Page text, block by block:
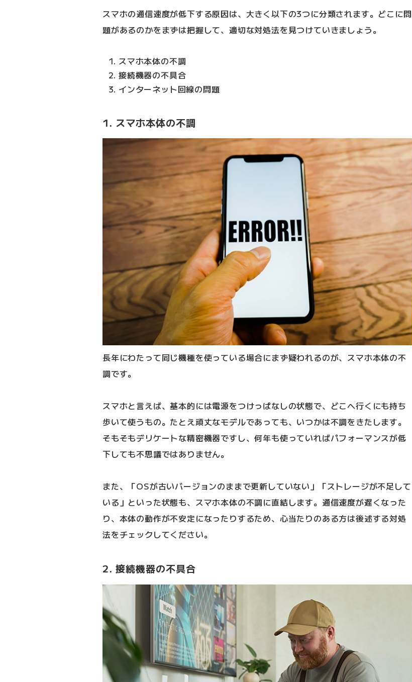
スマホの通信速度が低下する原因は、大きく以下の3つに分類されます。どこに問
題があるのかをまずは把握して、適切な対処法を見つけていきましょう。
スマホ本体の不調
接続機器の不具合
インターネット回線の問題
1. スマホ本体の不調
長年にわたって同じ機種を使っている場合にまず疑われるのが、スマホ本体の不
調です。
スマホと言えば、基本的には電源をつけっぱなしの状態で、どこへ行くにも持ち
歩いて使うもの。たとえ頑丈なモデルであっても、いつかは不調をきたします。
そもそもデリケートな精密機器ですし、何年も使っていればパフォーマンスが低
下しても不思議ではありません。
また、「OSが古いバージョンのままで更新していない」「ストレージが不足して
いる」といった状態も、スマホ本体の不調に直結します。通信速度が遅くなった
り、本体の動作が不安定になったりするため、心当たりのある方は後述する対処
法をチェックしてください。
2. 接続機器の不具合